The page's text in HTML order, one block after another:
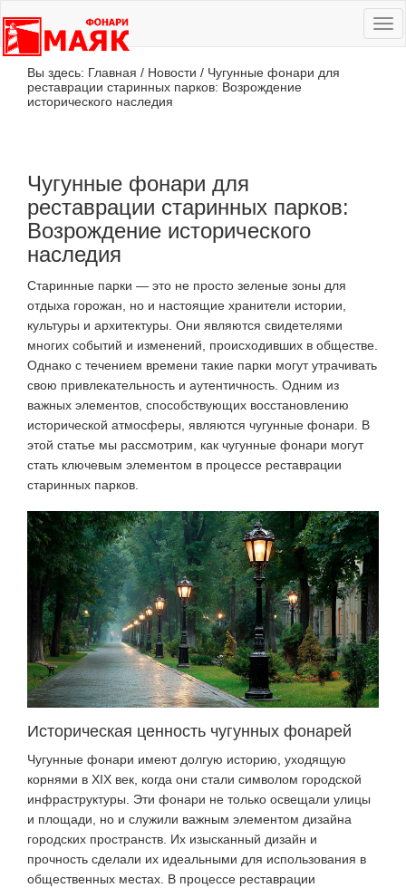
Вы здесь: Главная / Новости / Чугунные фонари для
реставрации старинных парков: Возрождение
исторического наследия
Чугунные фонари для
реставрации старинных парков:
Возрождение исторического
наследия
Старинные парки — это не просто зеленые зоны для
отдыха горожан, но и настоящие хранители истории,
культуры и архитектуры. Они являются свидетелями
многих событий и изменений, происходивших в обществе.
Однако с течением времени такие парки могут утрачивать
свою привлекательность и аутентичность. Одним из
важных элементов, способствующих восстановлению
исторической атмосферы, являются чугунные фонари. В
этой статье мы рассмотрим, как чугунные фонари могут
стать ключевым элементом в процессе реставрации
старинных парков.
Историческая ценность чугунных фонарей
Чугунные фонари имеют долгую историю, уходящую
корнями в XIX век, когда они стали символом городской
инфраструктуры. Эти фонари не только освещали улицы
и площади, но и служили важным элементом дизайна
городских пространств. Их изысканный дизайн и
прочность сделали их идеальными для использования в
общественных местах. В процессе реставрации